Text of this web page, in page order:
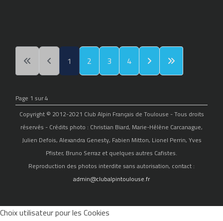
1 2 3 4
Page 1 sur 4
Copyright © 2012-2021 Club Alpin Français de Toulouse - Tous droits
réservés - Crédits photo : Christian Biard, Marie-Hélène Carcanague,
Julien Defois, Alexandra Genesty, Fabien Mitton, Lionel Perrin, Yves
Pfister, Bruno Serraz et quelques autres Cafistes.
Reproduction des photos interdite sans autorisation, contact :
admin@clubalpintoulouse.fr
Choix utilisateur pour les Cookies